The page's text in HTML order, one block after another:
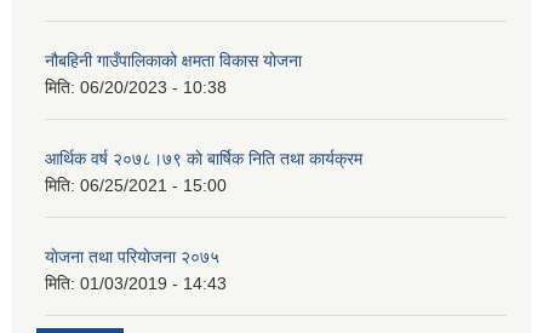
नौबहिनी गाउँपालिकाको क्षमता विकास योजना
मिति: 06/20/2023 - 10:38
आर्थिक वर्ष २०७८।७९ काे बार्षिक निति तथा कार्यक्रम
मिति: 06/25/2021 - 15:00
याेजना तथा परियाेजना २०७५
मिति: 01/03/2019 - 14:43